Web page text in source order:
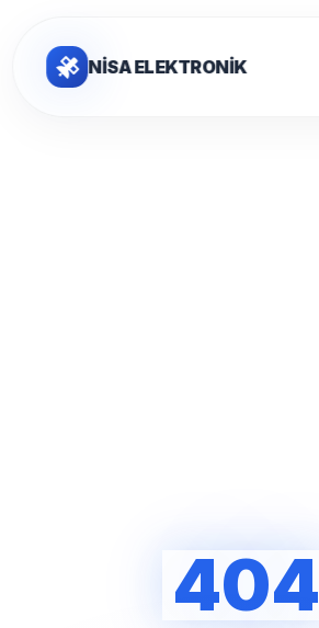
NİSA ELEKTRONİK
404